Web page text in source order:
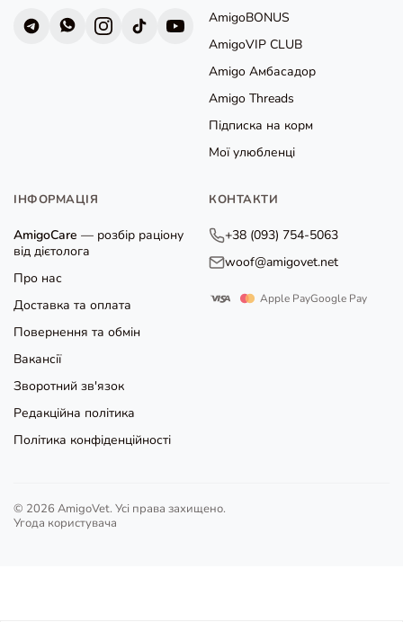
AmigoBONUS
AmigoVIP CLUB
Amigo Амбасадор
Amigo Threads
Підписка на корм
Мої улюбленці
ІНФОРМАЦІЯ
AmigoCare — розбір раціону
від дієтолога
Про нас
Доставка та оплата
Повернення та обмін
Вакансії
Зворотний зв'язок
Редакційна політика
Політика конфіденційності
КОНТАКТИ
+38 (093) 754-5063
woof@amigovet.net
Apple PayGoogle Pay
© 2026 AmigoVet. Усі права захищено.
Угода користувача